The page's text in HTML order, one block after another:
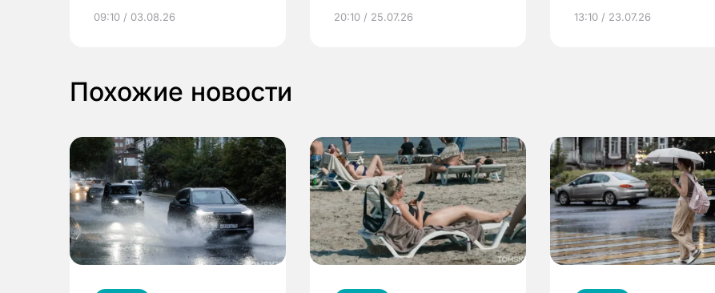
выиграть призы
09:10 / 03.08.26 20:10 / 25.07.26
по ОМС!
13:10 / 23.07.26
Похожие новости